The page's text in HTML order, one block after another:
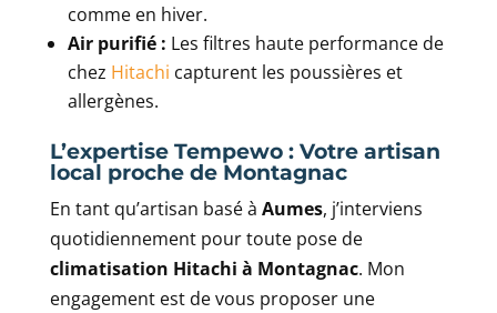
comme en hiver.
Air purifié : Les filtres haute performance de
chez Hitachi capturent les poussières et
allergènes.
L’expertise Tempewo : Votre artisan
local proche de Montagnac
En tant qu’artisan basé à Aumes, j’interviens
quotidiennement pour toute pose de
climatisation Hitachi à Montagnac. Mon
engagement est de vous proposer une